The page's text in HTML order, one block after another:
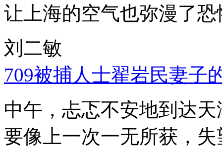
让上海的空气也弥漫了
刘二敏
709被捕人士翟岩民妻子
中午，忐忑不安地到达
要像上一次一无所获，